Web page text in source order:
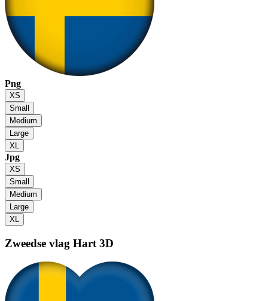
Png
XS
Small
Medium
Large
XL
Jpg
XS
Small
Medium
Large
XL
Zweedse vlag Hart 3D